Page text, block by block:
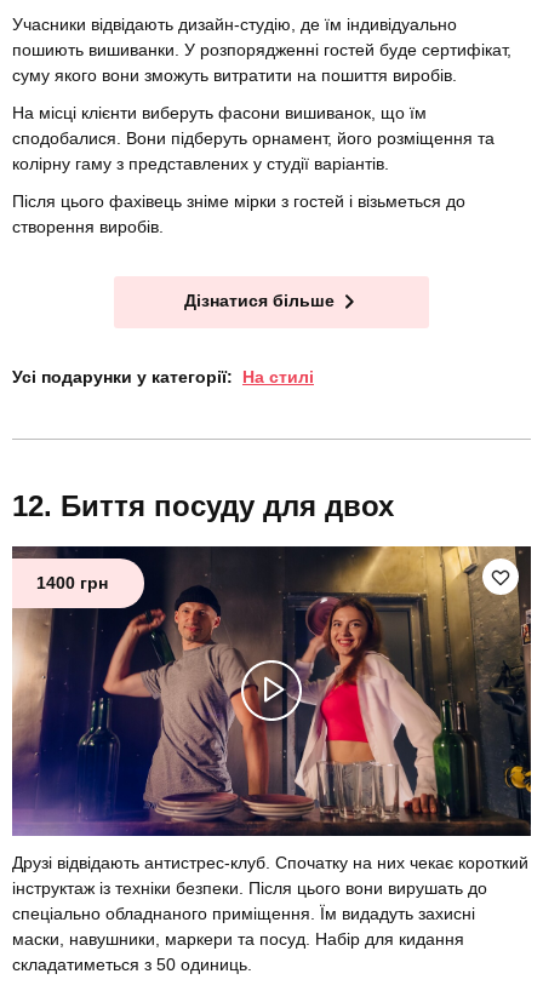
Учасники відвідають дизайн-студію, де їм індивідуально
пошиють вишиванки. У розпорядженні гостей буде сертифікат,
суму якого вони зможуть витратити на пошиття виробів.
На місці клієнти виберуть фасони вишиванок, що їм
сподобалися. Вони підберуть орнамент, його розміщення та
колірну гаму з представлених у студії варіантів.
Після цього фахівець зніме мірки з гостей і візьметься до
створення виробів.
Дізнатися більше
Усі подарунки у категорії: На стилі
Биття посуду для двох
1400 грн
Друзі відвідають антистрес-клуб. Спочатку на них чекає короткий
інструктаж із техніки безпеки. Після цього вони вирушать до
спеціально обладнаного приміщення. Їм видадуть захисні
маски, навушники, маркери та посуд. Набір для кидання
складатиметься з 50 одиниць.